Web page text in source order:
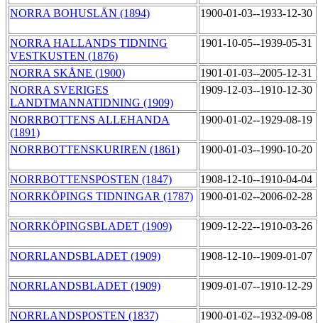
NORRA BOHUSLÄN (1894) 1900-01-03--1933-12-30
NORRA HALLANDS TIDNING
VESTKUSTEN (1876)
1901-10-05--1939-05-31
NORRA SKÅNE (1900)
1901-01-03--2005-12-31
NORRA SVERIGES
LANDTMANNATIDNING (1909)
1909-12-03--1910-12-30
NORRBOTTENS ALLEHANDA
(1891)
1900-01-02--1929-08-19
NORRBOTTENSKURIREN (1861) 1900-01-03--1990-10-20
NORRBOTTENSPOSTEN (1847)
1908-12-10--1910-04-04
NORRKÖPINGS TIDNINGAR (1787)
1900-01-02--2006-02-28
NORRKÖPINGSBLADET (1909) 1909-12-22--1910-03-26
NORRLANDSBLADET (1909) 1908-12-10--1909-01-07
NORRLANDSBLADET (1909) 1909-01-07--1910-12-29
NORRLANDSPOSTEN (1837)
1900-01-02--1932-09-08